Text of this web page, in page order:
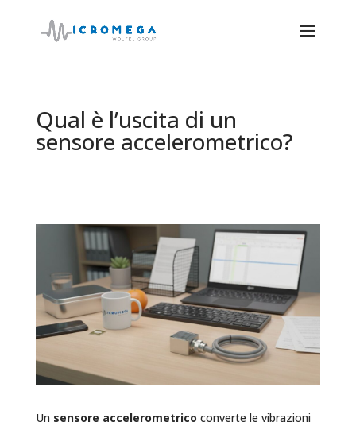
Qual è l’uscita di un
sensore accelerometrico?
Un sensore accelerometrico converte le vibrazioni